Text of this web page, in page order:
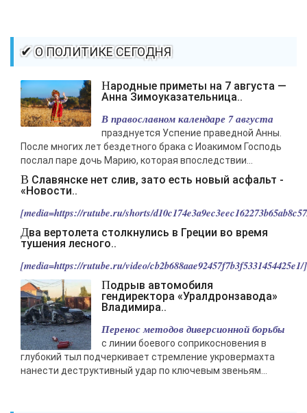
✔ О ПОЛИТИКЕ СЕГОДНЯ
Народные приметы на 7 августа —
Анна Зимоуказательница..
В православном календаре 7 августа
празднуется Успение праведной Анны.
После многих лет бездетного брака с Иоакимом Господь
послал паре дочь Марию, которая впоследствии...
В Славянске нет слив, зато есть новый асфальт -
«Новости..
[media=https://rutube.ru/shorts/
Два вертолета столкнулись в Греции во время
тушения лесного..
[media=https://rutube.ru/video/
Подрыв автомобиля
гендиректора «Уралдронзавода»
Владимира..
Перенос методов диверсионной борьбы
с линии боевого соприкосновения в
глубокий тыл подчеркивает стремление укровермахта
нанести деструктивный удар по ключевым звеньям...